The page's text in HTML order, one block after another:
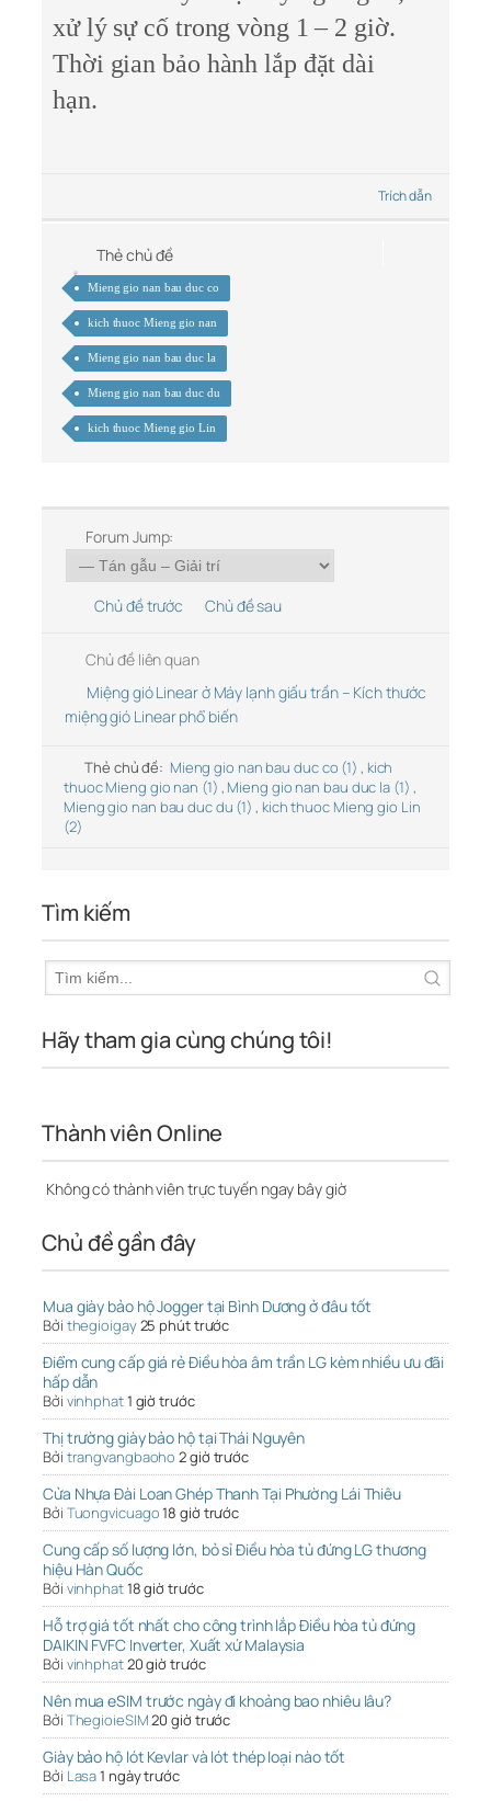
xử lý sự cố trong vòng 1 – 2 giờ.
Thời gian bảo hành lắp đặt dài
hạn.
Trích dẫn
Thẻ chủ đề
Mieng gio nan bau duc co
kich thuoc Mieng gio nan
Mieng gio nan bau duc la
Mieng gio nan bau duc du
kich thuoc Mieng gio Lin
Forum Jump:
Chủ đề trước Chủ đề sau
Chủ đề liên quan
Miệng gió Linear ở Máy lạnh giấu trần – Kích thước
miệng gió Linear phổ biến
Thẻ chủ đề: Mieng gio nan bau duc co (1) , kich
thuoc Mieng gio nan (1) , Mieng gio nan bau duc la (1) ,
Mieng gio nan bau duc du (1), kich thuoc Mieng gio Lin
(2)
Tìm kiếm
Hãy tham gia cùng chúng tôi!
Thành viên Online
Không có thành viên trực tuyến ngay bây giờ
Chủ đề gần đây
Mua giày bảo hộ Jogger tại Bình Dương ở đâu tốt
Bởi thegioigay25 phút trước
Điểm cung cấp giá rẻ Điều hòa âm trần LG kèm nhiều ưu đãi
hấp dẫn
Bởi vinhphat1 giờ trước
Thị trường giày bảo hộ tại Thái Nguyên
Bởi trangvangbaoho 2 giờ trước
Cửa Nhựa Đài Loan Ghép Thanh Tại Phường Lái Thiêu
Bởi Tuongvicuago18 giờ trước
Cung cấp số lượng lớn, bỏ sỉ Điều hòa tủ đứng LG thương
hiệu Hàn Quốc
Bởi vinhphat18 giờ trước
Hỗ trợ giá tốt nhất cho công trình lắp Điều hòa tủ đứng
DAIKIN FVFC Inverter, Xuất xứ Malaysia
Bởi vinhphat20 giờ trước
Nên mua eSIM trước ngày đi khoảng bao nhiêu lâu?
Bởi ThegioieSIM20 giờ trước
Giày bảo hộ lót Kevlar và lót thép loại nào tốt
Bởi Lasa1 ngày trước